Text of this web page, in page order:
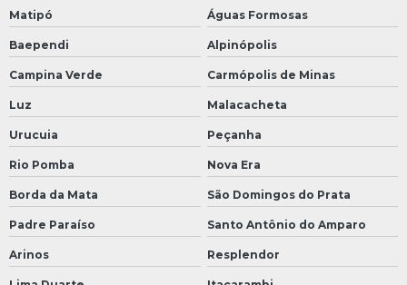
Matipó Águas Formosas
Baependi Alpinópolis
Campina Verde Carmópolis de Minas
Luz Malacacheta
Urucuia Peçanha
Rio Pomba Nova Era
Borda da Mata São Domingos do Prata
Padre Paraíso Santo Antônio do Amparo
Arinos Resplendor